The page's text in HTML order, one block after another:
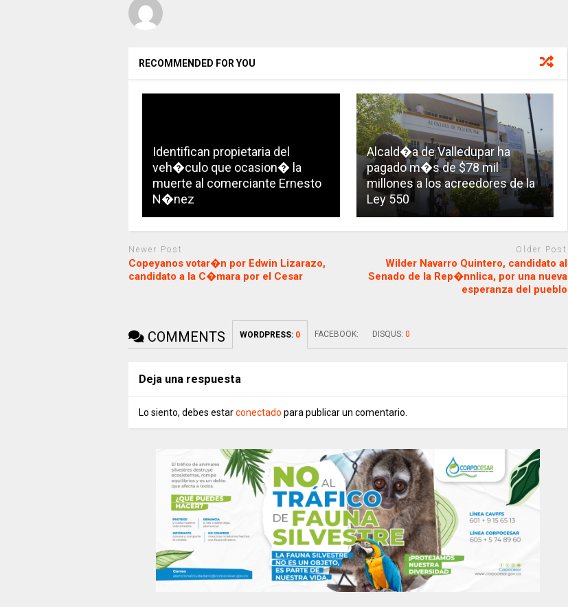
RECOMMENDED FOR YOU
Identifican propietaria del
veh�culo que ocasion� la
muerte al comerciante Ernesto
N�nez
Alcald�a de Valledupar ha
pagado m�s de $78 mil
millones a los acreedores de la
Ley 550
Newer Post
Copeyanos votar�n por Edwin Lizarazo,
candidato a la C�mara por el Cesar
Older Post
Wilder Navarro Quintero, candidato al
Senado de la Rep�nnlica, por una nueva
esperanza del pueblo
COMMENTS WORDPRESS: 0 FACEBOOK: DISQUS: 0
Deja una respuesta
Lo siento, debes estarconectado para publicar un comentario.